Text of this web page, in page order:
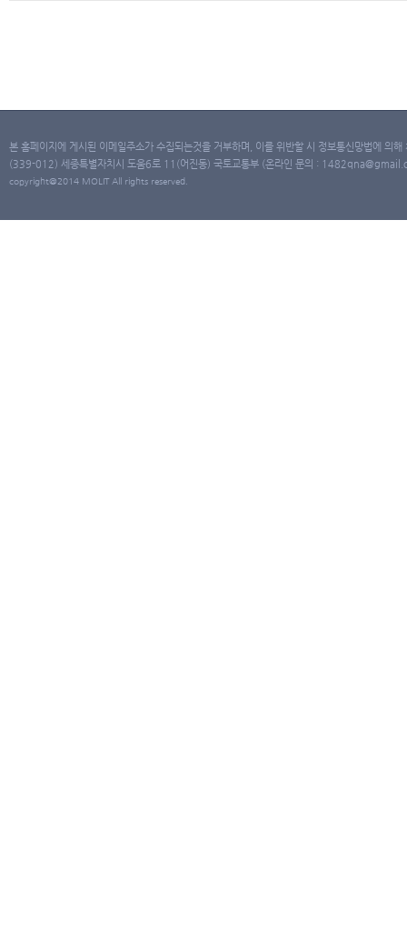
본 홈페이지에 게시된 이메일주소가 수집되는것을 거부하며, 이를 위반할 시 정보통신망법에 의
(339-012) 세종특별자치시 도움6로 11(어진동) 국토교통부 (온라인 문의 :
copyright@2014 MOLIT All rights reserved.